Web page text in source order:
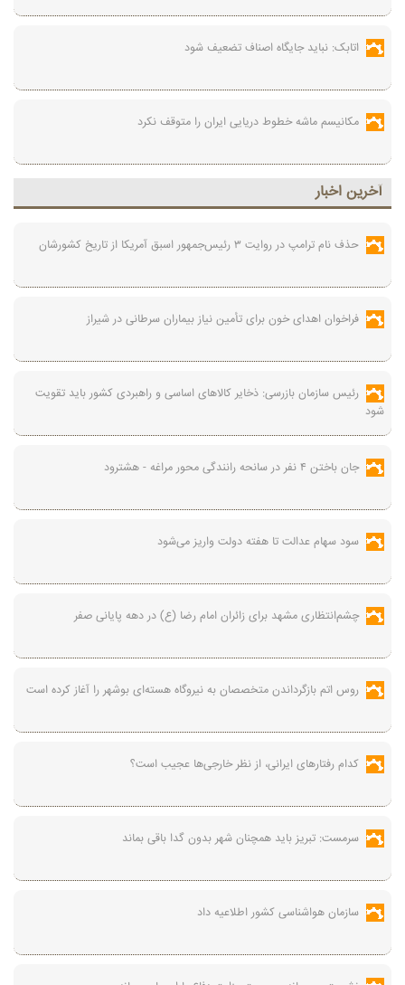
اتابک: نباید جایگاه اصناف تضعیف شود
مکانیسم ماشه خطوط دریایی ایران را متوقف نکرد
آخرين اخبار
حذف نام ترامپ در روایت ۳ رئیس‌جمهور اسبق آمریکا از تاریخ کشورشان
فراخوان اهدای خون برای تأمین نیاز بیماران سرطانی در شیراز
رئیس سازمان بازرسی: ذخایر کالاهای اساسی و راهبردی کشور باید تقویت
شود
جان باختن ۴ نفر در سانحه رانندگی محور مراغه - هشترود
سود سهام عدالت تا هفته دولت واریز می‌شود
چشم‌انتظاری مشهد برای زائران امام رضا (ع) در دهه پایانی صفر
روس اتم بازگرداندن متخصصان به نیروگاه هسته‌ای بوشهر را آغاز کرده است
کدام رفتارهای ایرانی، از نظر خارجی‌ها عجیب است؟
سرمست: تبریز باید همچنان شهر بدون گدا باقی بماند
سازمان هواشناسی کشور اطلاعیه داد